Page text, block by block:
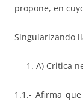
propone, en
Singularizando
A) Critica
1.1.- Afirma